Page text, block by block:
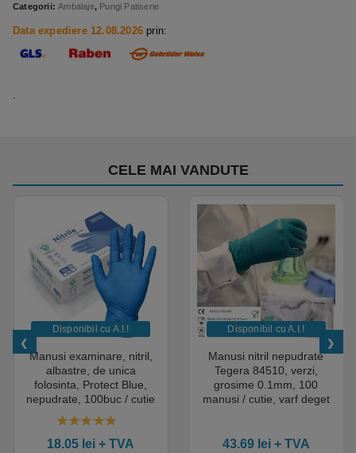
Categorii:Ambalaje, Pungi Patiserie
Data expediere 12.08.2026 prin:
CELE MAI VANDUTE
Disponibil cu A.I.​!
Manusi examinare, nitril,
albastre, de unica
folosinta, Protect Blue,
nepudrate, 100buc / cutie
pentru medical, HoReCa,
saloane si domeniul
industrial, calitate premium
18.05 lei + TVA
Disponibil cu A.I.​!
Manusi nitril nepudrate
Tegera 84510, verzi,
grosime 0.1mm, 100
manusi / cutie, varf deget
43.69 lei+ TVA